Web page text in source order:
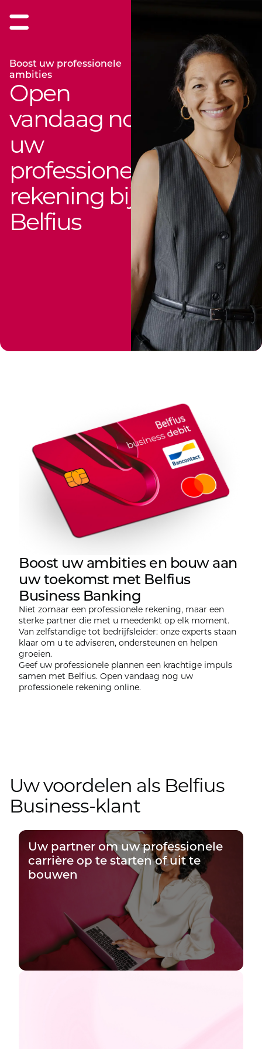
Boost uw professionele
ambities
Open
vandaag nog
uw
professionele
rekening bij
Belfius
Boost uw ambities en bouw aan
uw toekomst met Belfius
Business Banking
Niet zomaar een professionele rekening, maar een
sterke partner die met u meedenkt op elk moment.
Van zelfstandige tot bedrijfsleider: onze experts staan
klaar om u te adviseren, ondersteunen en helpen
groeien.
Geef uw professionele plannen een krachtige impuls
samen met Belfius. Open vandaag nog uw
professionele rekening online.
Uw voordelen als Belfius
Business-klant
Uw partner om uw professionele
carrière op te starten of uit te
bouwen